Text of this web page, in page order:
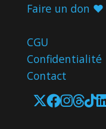
Faire un don ♥️
CGU
Confidentialité
Contact